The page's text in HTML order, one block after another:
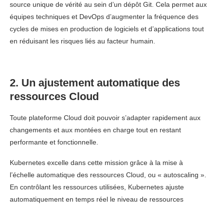
source unique de vérité au sein d’un dépôt Git. Cela permet aux
équipes techniques et DevOps d’augmenter la fréquence des
cycles de mises en production de logiciels et d’applications tout
en réduisant les risques liés au facteur humain.
2. Un ajustement automatique des
ressources Cloud
Toute plateforme Cloud doit pouvoir s’adapter rapidement aux
changements et aux montées en charge tout en restant
performante et fonctionnelle.
Kubernetes excelle dans cette mission grâce à la mise à
l’échelle automatique des ressources Cloud, ou « autoscaling ».
En contrôlant les ressources utilisées, Kubernetes ajuste
automatiquement en temps réel le niveau de ressources